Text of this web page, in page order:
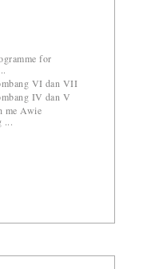
for
VI dan VII
IV dan V
me Awie
...